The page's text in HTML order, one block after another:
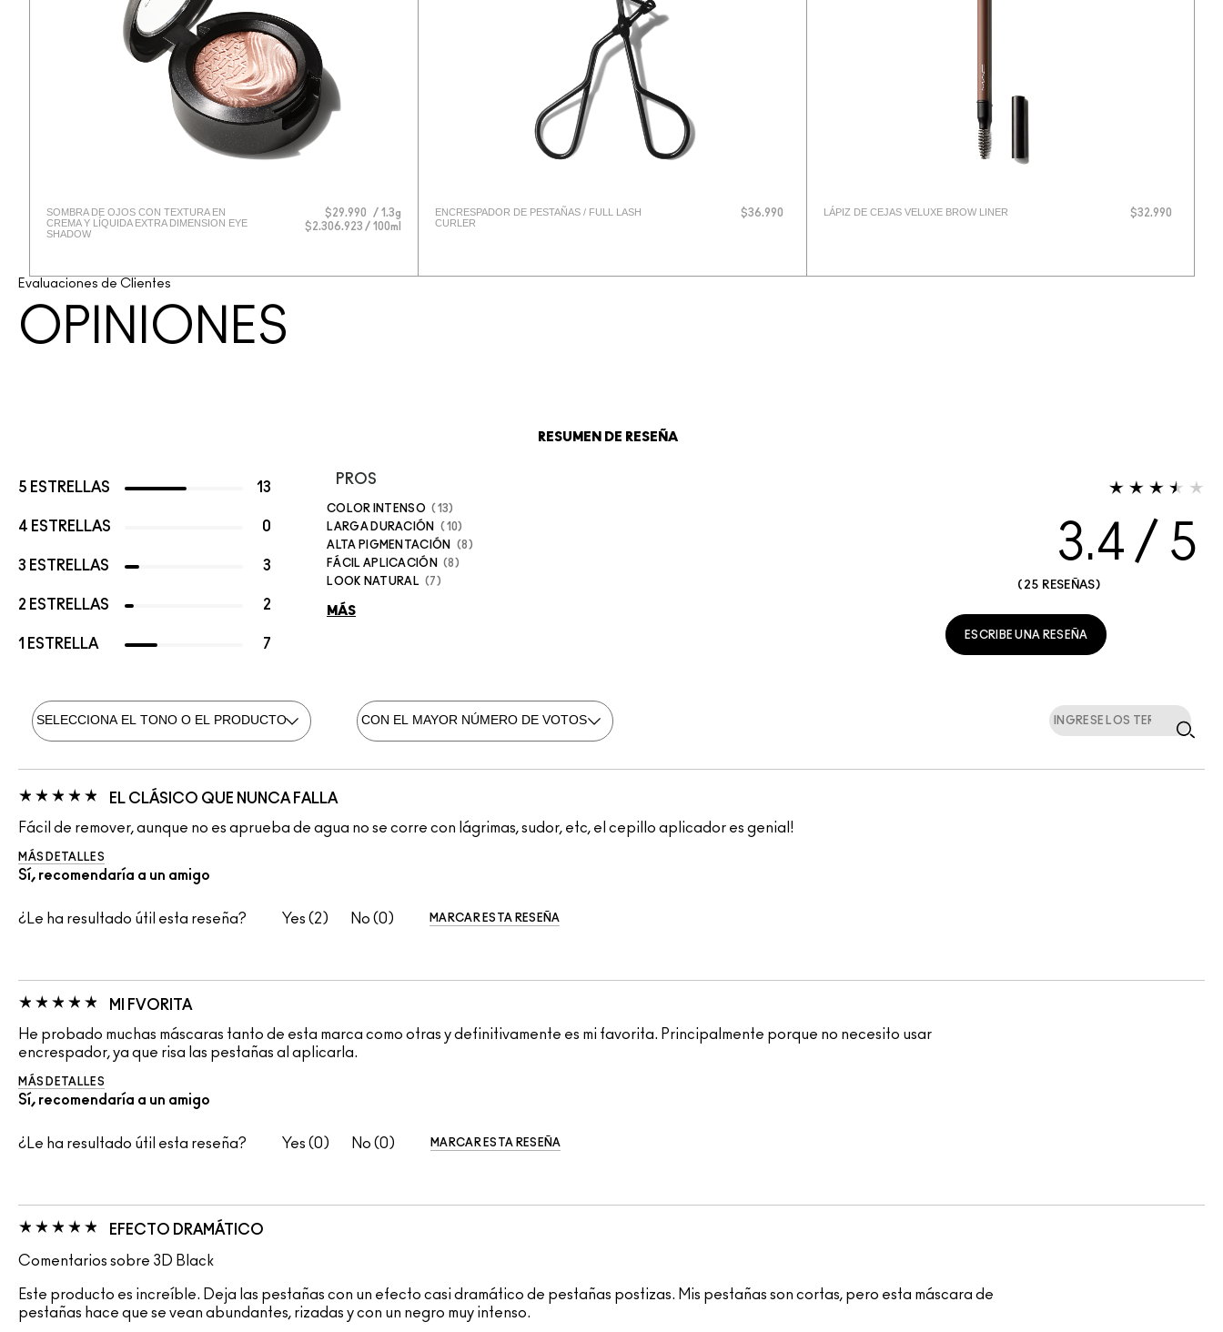
SOMBRA DE OJOS CON TEXTURA EN
CREMA Y LÍQUIDA EXTRA DIMENSION EYE
SHADOW
$29.990
1.3g
$2.306.923 / 100ml
ENCRESPADOR DE PESTAÑAS / FULL LASH
CURLER
$36.990 LÁPIZ DE CEJAS VELUXE BROW LINER $32.990
Evaluaciones de Clientes
OPINIONES
RESUMEN DE RESEÑA
5 ESTRELLAS 13
4 ESTRELLAS 0
3 ESTRELLAS 3
2 ESTRELLAS 2
1 ESTRELLA 7
PROS
COLOR INTENSO
13
LARGA DURACIÓN
10
ALTA PIGMENTACIÓN
8
FÁCIL APLICACIÓN
8
LOOK NATURAL
7
MÁS
3.4
25 RESEÑAS
ESCRIBE UNA RESEÑA
EL CLÁSICO QUE NUNCA FALLA
Fácil de remover, aunque no es aprueba de agua no se corre con lágrimas, sudor, etc, el cepillo aplicador es genial!
MÁS DETALLES
Sí, recomendaría a un amigo
¿Le ha resultado útil esta reseña? 2 0 MARCAR ESTA RESEÑA
MI FVORITA
He probado muchas máscaras tanto de esta marca como otras y definitivamente es mi favorita. Principalmente porque no necesito usar
encrespador, ya que risa las pestañas al aplicarla.
MÁS DETALLES
Sí, recomendaría a un amigo
¿Le ha resultado útil esta reseña? 0 0 MARCAR ESTA RESEÑA
EFECTO DRAMÁTICO
Comentarios sobre 3D Black
Este producto es increíble. Deja las pestañas con un efecto casi dramático de pestañas postizas. Mis pestañas son cortas, pero esta máscara de
pestañas hace que se vean abundantes, rizadas y con un negro muy intenso.